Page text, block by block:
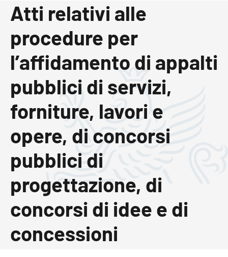
Atti relativi alle
procedure per
l’affidamento di appalti
pubblici di servizi,
forniture, lavori e
opere, di concorsi
pubblici di
progettazione, di
concorsi di idee e di
concessioni